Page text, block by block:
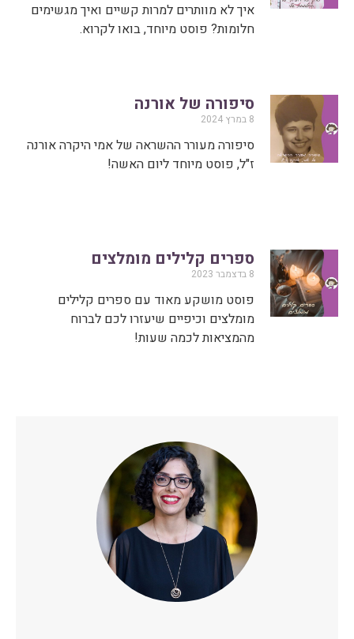
איך לא מוותרים למרות קשיים ואיך מגשימים
חלומות? פוסט מיוחד, בואו לקרוא.
סיפורה של אורנה
8 במרץ 2024
סיפורה מעורר ההשראה של אמי היקרה אורנה
ז"ל, פוסט מיוחד ליום האשה!
ספרים קלילים מומלצים
8 בדצמבר 2023
פוסט מושקע מאוד עם ספרים קלילים
מומלצים וכיפיים שיעזרו לכם לברוח
מהמציאות לכמה שעות!